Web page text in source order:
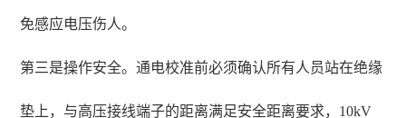
免感应电压伤人。
第三是操作安全。通电校准前必须确认所有人员站在绝缘
垫上，与高压接线端子的距离满足安全距离要求，10kV